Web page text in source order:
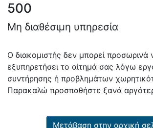
Οδηγός Βοήθειας
500
Μη διαθέσιμη υπηρεσία
Ο διακομιστής δεν μπορεί προσωρινά
εξυπηρετήσει το αίτημά σας λόγω
συντήρησης ή προβλημάτων
Παρακαλώ προσπαθήστε ξανά
Μετάβαση στην αρχική